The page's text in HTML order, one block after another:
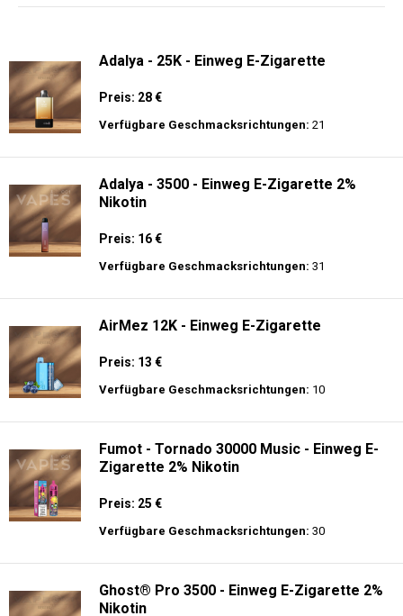
Adalya - 25K - Einweg E-Zigarette
Preis: 28 €
Verfügbare Geschmacksrichtungen: 21
Adalya - 3500 - Einweg E-Zigarette 2%
Nikotin
Preis: 16 €
Verfügbare Geschmacksrichtungen: 31
AirMez 12K - Einweg E-Zigarette
Preis: 13 €
Verfügbare Geschmacksrichtungen: 10
Fumot - Tornado 30000 Music - Einweg E-
Zigarette 2% Nikotin
Preis: 25 €
Verfügbare Geschmacksrichtungen: 30
Ghost® Pro 3500 - Einweg E-Zigarette 2%
Nikotin